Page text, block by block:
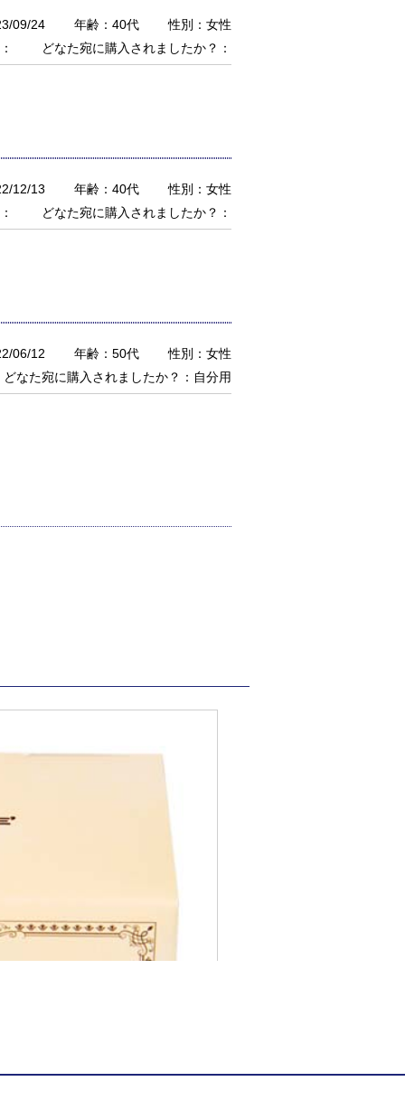
09/24 年齢：40代
性別：女性
どなた宛に購入されましたか？：
12/13 年齢：40代
性別：女性
どなた宛に購入されましたか？：
06/12 年齢：50代
性別：女性
どなた宛に購入されましたか？：自分用